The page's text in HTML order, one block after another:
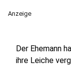
Anzeige
Der Ehemann
ihre Leiche